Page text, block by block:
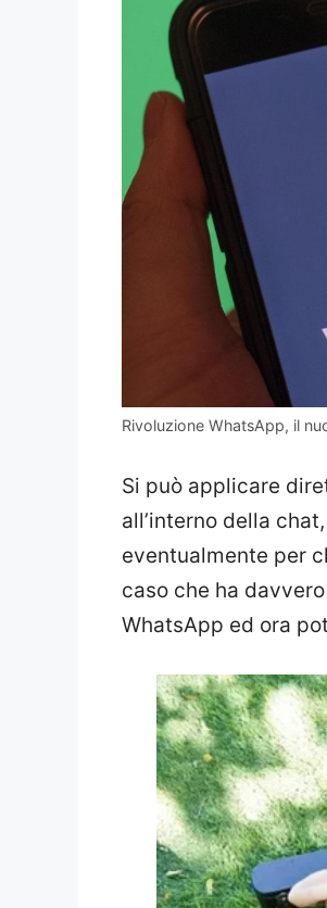
Rivoluzione WhatsApp, il
Si può applicare
all’interno della
eventualmente per
caso che ha
WhatsApp ed ora